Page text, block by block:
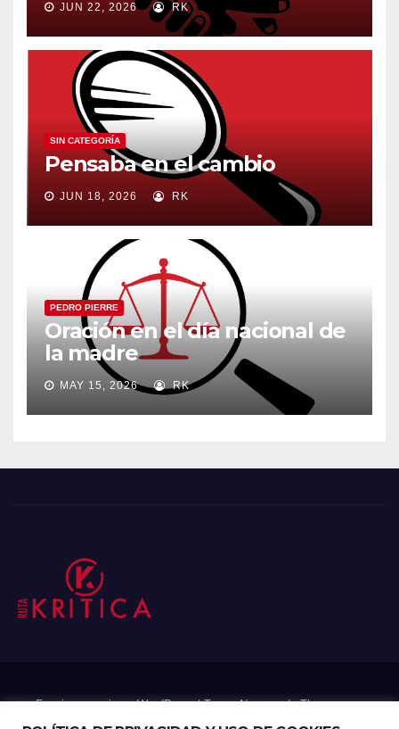
JUN 22, 2026 RK
SIN CATEGORÍA
Pensaba en el cambio
JUN 18, 2026 RK
PEDRO PIERRE
Oración en el día nacional de
la madre
MAY 15, 2026 RK
Funciona gracias a WordPress|Tema: Newsup deThemeansar